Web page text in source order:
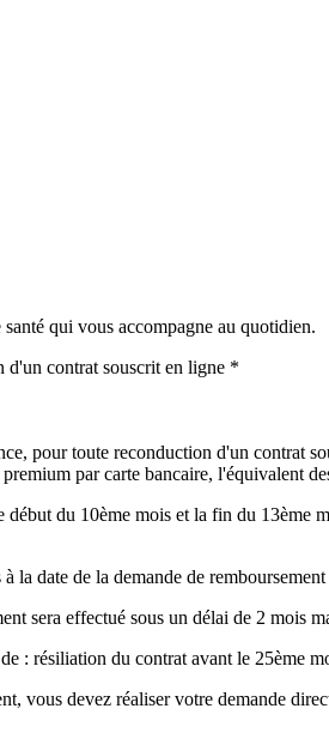
qui vous accompagne au quotidien.
d'un contrat souscrit en ligne *
pour toute reconduction d'un contrat
par carte bancaire, l'équivalent
du 10ème mois et la fin du 13ème
la date de la demande de
sera effectué sous un délai de 2 mois
: résiliation du contrat avant le 25ème
vous devez réaliser votre demande